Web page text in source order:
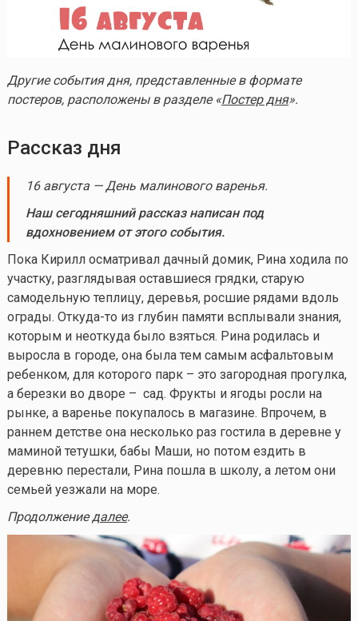
Другие события дня, представленные в формате
постеров, расположены в разделе «Постер дня».
Рассказ дня
16 августа — День малинового варенья.
Наш сегодняшний рассказ написан под
вдохновением от этого события.
Пока Кирилл осматривал дачный домик, Рина ходила по
участку, разглядывая оставшиеся грядки, старую
самодельную теплицу, деревья, росшие рядами вдоль
ограды. Откуда-то из глубин памяти всплывали знания,
которым и неоткуда было взяться. Рина родилась и
выросла в городе, она была тем самым асфальтовым
ребенком, для которого парк – это загородная прогулка,
а березки во дворе – сад. Фрукты и ягоды росли на
рынке, а варенье покупалось в магазине. Впрочем, в
раннем детстве она несколько раз гостила в деревне у
маминой тетушки, бабы Маши, но потом ездить в
деревню перестали, Рина пошла в школу, а летом они
семьей уезжали на море.
Продолжениедалее.